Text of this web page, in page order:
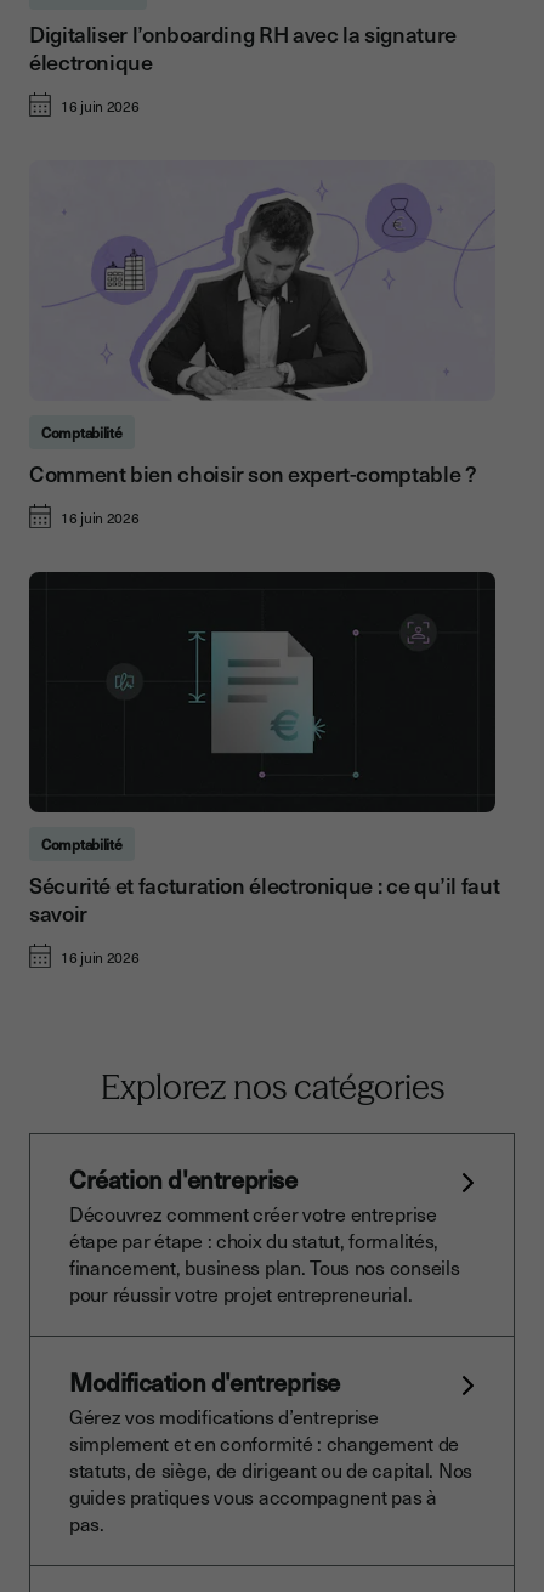
Digitaliser l’onboarding RH avec la signature
électronique
16 juin 2026
Comptabilité
Comment bien choisir son expert-comptable ?
16 juin 2026
Comptabilité
Sécurité et facturation électronique : ce qu’il faut
savoir
16 juin 2026
Explorez nos catégories
Création d'entreprise
Découvrez comment créer votre entreprise
étape par étape : choix du statut, formalités,
financement, business plan. Tous nos conseils
pour réussir votre projet entrepreneurial.
Modification d'entreprise
Gérez vos modifications d’entreprise
simplement et en conformité : changement de
statuts, de siège, de dirigeant ou de capital. Nos
guides pratiques vous accompagnent pas à
pas.